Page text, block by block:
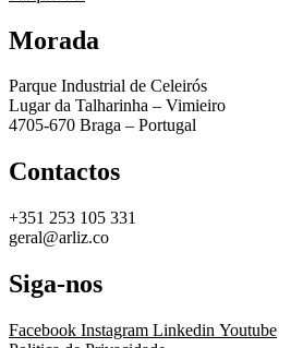
Morada
Parque Industrial de Celeirós
Lugar da Talharinha – Vimieiro
4705-670 Braga – Portugal
Contactos
+351 253 105 331
geral@arliz.co
Siga-nos
Facebook Instagram Linkedin Youtube